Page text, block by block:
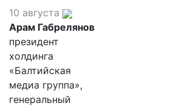
10 августа
Арам Габрелянов
президент
холдинга
«Балтийская
медиа группа»,
генеральный